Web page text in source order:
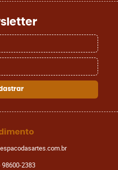
98600-2383